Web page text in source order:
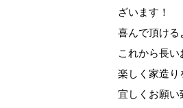
ざいます！
喜んで頂ける
これから長い
楽しく家造り
宜しくお願い